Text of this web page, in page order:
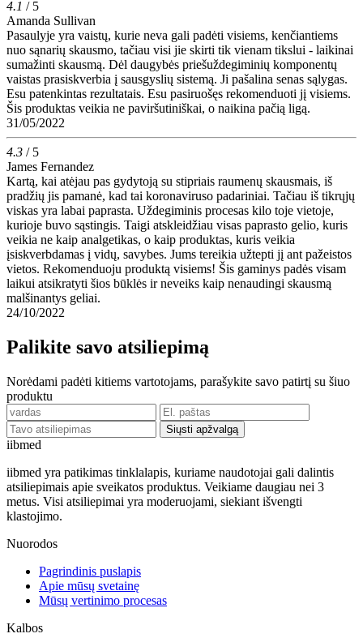
4.1 / 5
Amanda Sullivan
Pasaulyje yra vaistų, kurie neva gali padėti visiems, kenčiantiems
nuo sąnarių skausmo, tačiau visi jie skirti tik vienam tikslui - laikinai
sumažinti skausmą. Dėl daugybės priešuždegiminių komponentų
vaistas prasiskverbia į sausgyslių sistemą. Ji pašalina senas sąlygas.
Esu patenkintas rezultatais. Esu pasiruošęs rekomenduoti jį visiems.
Šis produktas veikia ne paviršutiniškai, o naikina pačią ligą.
31/05/2022
4.3 / 5
James Fernandez
Kartą, kai atėjau pas gydytoją su stipriais raumenų skausmais, iš
pradžių jis pamanė, kad tai koronaviruso padariniai. Tačiau iš tikrųjų
viskas yra labai paprasta. Uždegiminis procesas kilo toje vietoje,
kurioje buvo sąstingis. Taigi atskleidžiau visas paprasto gelio, kuris
veikia ne kaip analgetikas, o kaip produktas, kuris veikia
įsiskverbdamas į vidų, savybes. Jums tereikia užtepti jį ant pažeistos
vietos. Rekomenduoju produktą visiems! Šis gaminys padės visam
laikui atsikratyti šios būklės ir neveiks kaip nenaudingi skausmą
malšinantys geliai.
24/10/2022
Palikite savo atsiliepimą
Norėdami padėti kitiems vartotojams, parašykite savo patirtį su šiuo
produktu
Siųsti apžvalgą
iibmed
iibmed yra patikimas tinklalapis, kuriame naudotojai gali dalintis
atsiliepimais apie sveikatos produktus. Veikiame daugiau nei 3
metus. Visi atsiliepimai yra moderuojami, siekiant išvengti
klastojimo.
Nuorodos
Pagrindinis puslapis
Apie mūsų svetainę
Mūsų vertinimo procesas
Kalbos